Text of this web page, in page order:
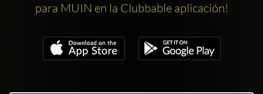
para MUIN en la Clubbable aplicación!